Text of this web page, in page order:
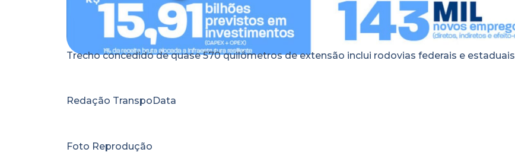
Trecho concedido de quase 570 quilômetros de extensão inclui rodovias federais e estaduais
Redação TranspoData
Foto Reprodução